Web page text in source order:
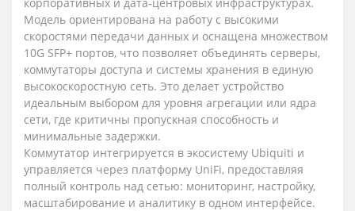
Модель ориентирована на работу с высокими
скоростями передачи данных и оснащена множеством
10G SFP+ портов, что позволяет объединять серверы,
коммутаторы доступа и системы хранения в единую
высокоскоростную сеть. Это делает устройство
идеальным выбором для уровня агрегации или ядра
сети, где критичны пропускная способность и
минимальные задержки.
Коммутатор интегрируется в экосистему Ubiquiti и
управляется через платформу UniFi, предоставляя
полный контроль над сетью: мониторинг, настройку,
масштабирование и аналитику в одном интерфейсе.